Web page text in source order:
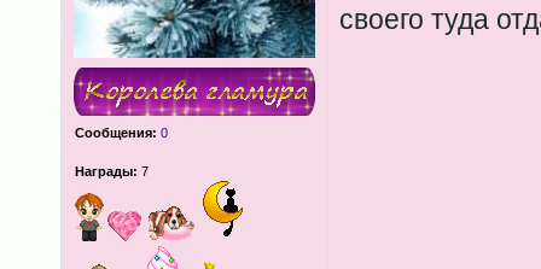
Сообщения: 0
Награды: 7
своего туда